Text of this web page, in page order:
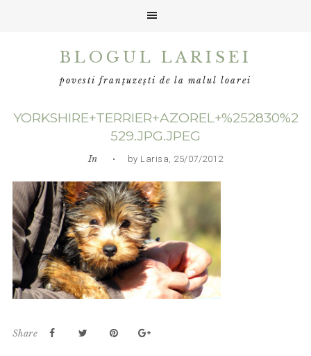
BLOGUL LARISEI
povesti franțuzești de la malul loarei
YORKSHIRE+TERRIER+AZOREL+%252830%2
529.JPG.JPEG
In • by Larisa, 25/07/2012
Share